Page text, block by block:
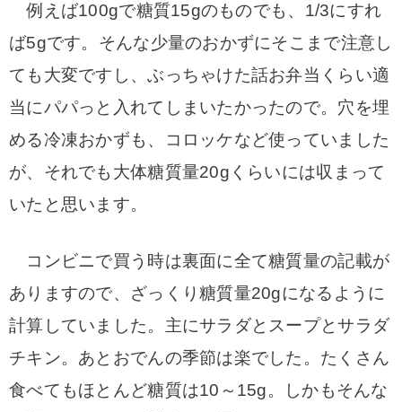
例えば100gで糖質15gのものでも、1/3にすれ
ば5gです。そんな少量のおかずにそこまで注意し
ても大変ですし、ぶっちゃけた話お弁当くらい適
当にパパっと入れてしまいたかったので。穴を埋
める冷凍おかずも、コロッケなど使っていました
が、それでも大体糖質量20gくらいには収まって
いたと思います。
コンビニで買う時は裏面に全て糖質量の記載が
ありますので、ざっくり糖質量20gになるように
計算していました。主にサラダとスープとサラダ
チキン。あとおでんの季節は楽でした。たくさん
食べてもほとんど糖質は10～15g。しかもそんな